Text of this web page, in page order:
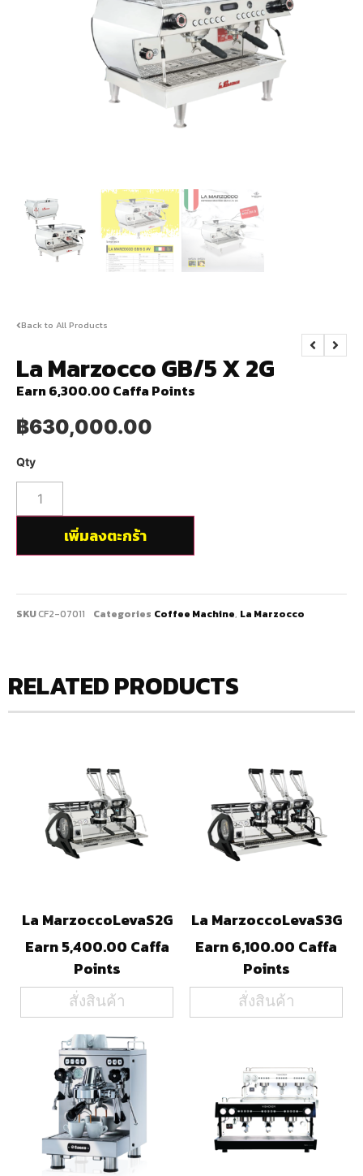
Back to All Products
La Marzocco GB/5 X 2G
Earn 6,300.00 Caffa Points
฿630,000.00
เพิ่มลงตะกร้า
SKUCF2-07011 Categories Coffee Machine, La Marzocco
RELATED PRODUCTS
La MarzoccoLevaS2G
Earn 5,400.00 Caffa
Points
สั่งสินค้า
La MarzoccoLevaS3G
Earn 6,100.00 Caffa
Points
สั่งสินค้า